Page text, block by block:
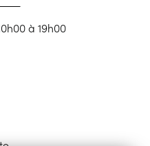
à 19h00